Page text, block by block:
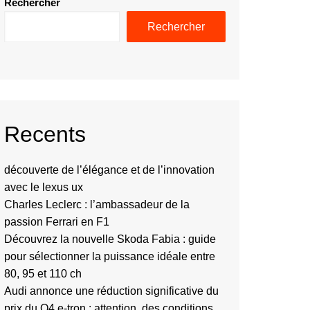
Rechercher
Rechercher
Recents
découverte de l’élégance et de l’innovation
avec le lexus ux
Charles Leclerc : l’ambassadeur de la
passion Ferrari en F1
Découvrez la nouvelle Skoda Fabia : guide
pour sélectionner la puissance idéale entre
80, 95 et 110 ch
Audi annonce une réduction significative du